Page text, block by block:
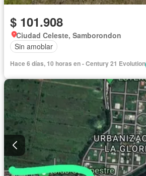
$ 101.908
Ciudad Celeste, Samborondon
Sin amoblar
Hace 6 días, 10 horas en - Century 21 Evolution